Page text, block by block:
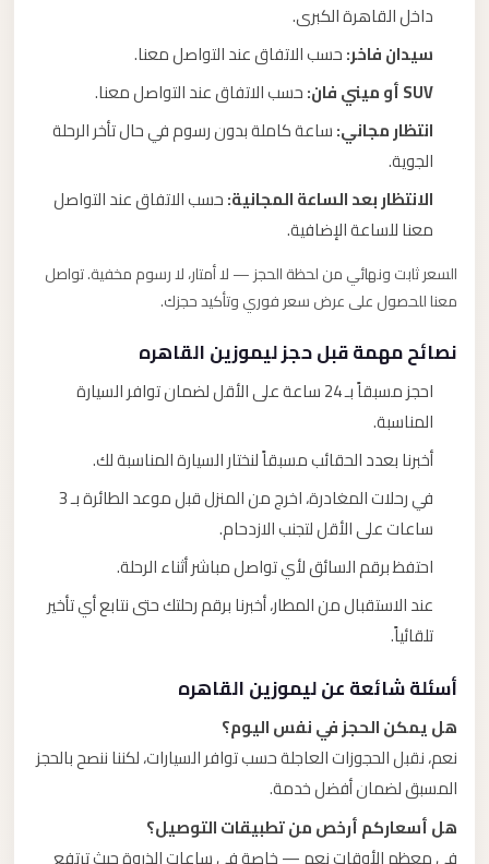
داخل القاهرة الكبرى.
سيدان فاخر:حسب الاتفاق عند التواصل معنا.
SUV أو ميني فان:
حسب الاتفاق عند التواصل معنا.
انتظار مجاني:ساعة كاملة بدون رسوم في حال تأخر الرحلة
الجوية.
الانتظار بعد الساعة المجانية:حسب الاتفاق عند التواصل
معنا للساعة الإضافية.
السعر ثابت ونهائي من لحظة الحجز — لا أمتار، لا رسوم مخفية. تواصل
معنا للحصول على عرض سعر فوري وتأكيد حجزك.
نصائح مهمة قبل حجز ليموزين القاهره
احجز مسبقاً بـ 24 ساعة على الأقل لضمان توافر السيارة
المناسبة.
أخبرنا بعدد الحقائب مسبقاً لنختار السيارة المناسبة لك.
في رحلات المغادرة، اخرج من المنزل قبل موعد الطائرة بـ 3
ساعات على الأقل لتجنب الازدحام.
احتفظ برقم السائق لأي تواصل مباشر أثناء الرحلة.
عند الاستقبال من المطار، أخبرنا برقم رحلتك حتى نتابع أي تأخير
تلقائياً.
أسئلة شائعة عن ليموزين القاهره
هل يمكن الحجز في نفس اليوم؟
نعم، نقبل الحجوزات العاجلة حسب توافر السيارات، لكننا ننصح بالحجز
المسبق لضمان أفضل خدمة.
هل أسعاركم أرخص من تطبيقات التوصيل؟